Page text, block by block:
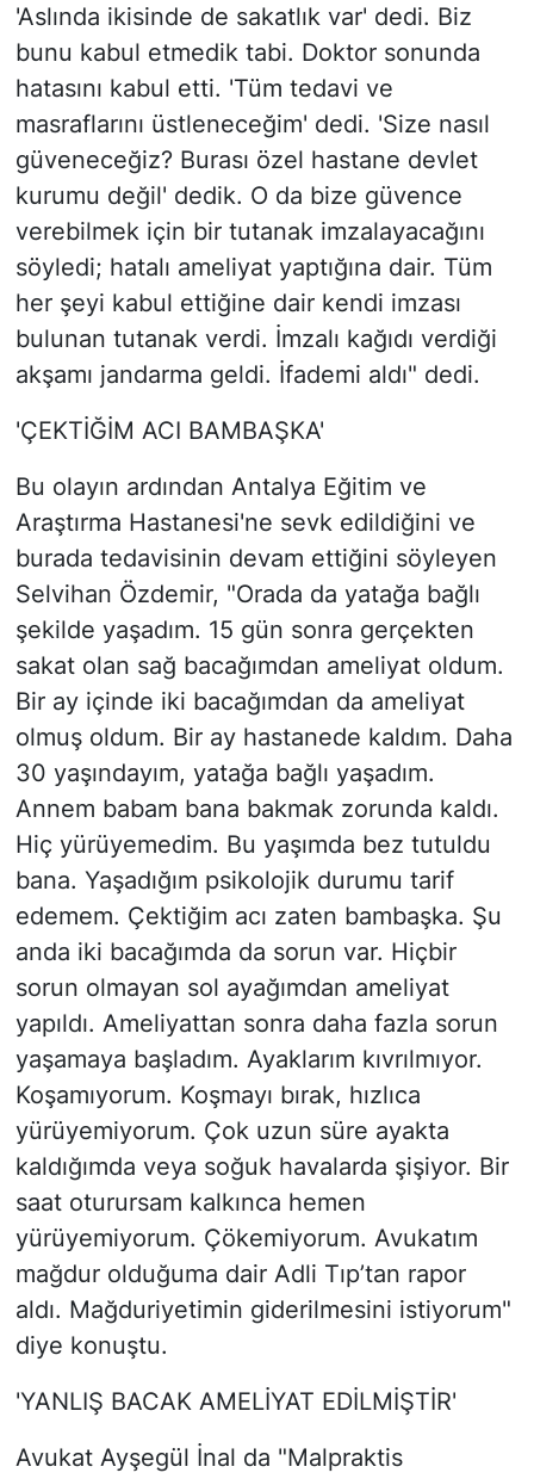
'Aslında ikisinde de sakatlık var' dedi. Biz
bunu kabul etmedik tabi. Doktor sonunda
hatasını kabul etti. 'Tüm tedavi ve
masraflarını üstleneceğim' dedi. 'Size nasıl
güveneceğiz? Burası özel hastane devlet
kurumu değil' dedik. O da bize güvence
verebilmek için bir tutanak imzalayacağını
söyledi; hatalı ameliyat yaptığına dair. Tüm
her şeyi kabul ettiğine dair kendi imzası
bulunan tutanak verdi. İmzalı kağıdı verdiği
akşamı jandarma geldi. İfademi aldı" dedi.
'ÇEKTİĞİM ACI BAMBAŞKA'
Bu olayın ardından Antalya Eğitim ve
Araştırma Hastanesi'ne sevk edildiğini ve
burada tedavisinin devam ettiğini söyleyen
Selvihan Özdemir, "Orada da yatağa bağlı
şekilde yaşadım. 15 gün sonra gerçekten
sakat olan sağ bacağımdan ameliyat oldum.
Bir ay içinde iki bacağımdan da ameliyat
olmuş oldum. Bir ay hastanede kaldım. Daha
30 yaşındayım, yatağa bağlı yaşadım.
Annem babam bana bakmak zorunda kaldı.
Hiç yürüyemedim. Bu yaşımda bez tutuldu
bana. Yaşadığım psikolojik durumu tarif
edemem. Çektiğim acı zaten bambaşka. Şu
anda iki bacağımda da sorun var. Hiçbir
sorun olmayan sol ayağımdan ameliyat
yapıldı. Ameliyattan sonra daha fazla sorun
yaşamaya başladım. Ayaklarım kıvrılmıyor.
Koşamıyorum. Koşmayı bırak, hızlıca
yürüyemiyorum. Çok uzun süre ayakta
kaldığımda veya soğuk havalarda şişiyor. Bir
saat oturursam kalkınca hemen
yürüyemiyorum. Çökemiyorum. Avukatım
mağdur olduğuma dair Adli Tıp’tan rapor
aldı. Mağduriyetimin giderilmesini istiyorum"
diye konuştu.
'YANLIŞ BACAK AMELİYAT EDİLMİŞTİR'
Avukat Ayşegül İnal da "Malpraktis